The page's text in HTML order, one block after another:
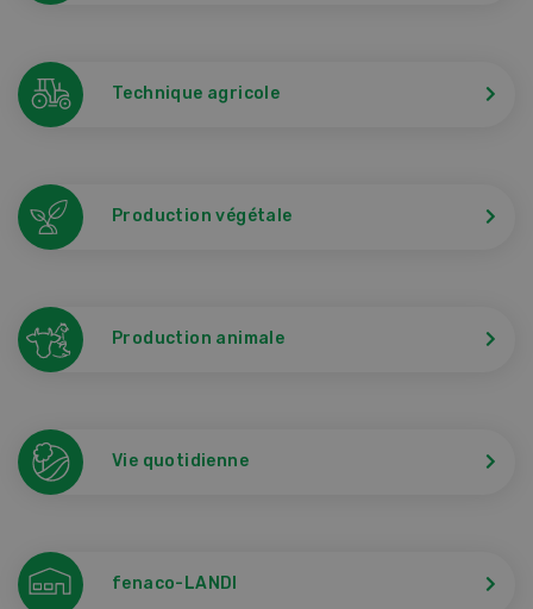
Technique agricole
Production végétale
Production animale
Vie quotidienne
fenaco-LANDI